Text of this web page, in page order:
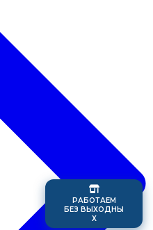
РАБОТАЕМ
БЕЗ ВЫХОДНЫ
Х